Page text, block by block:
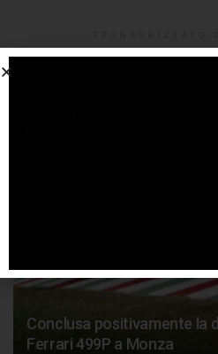
Conclusa positivamente la
Ferrari 499P a Monza